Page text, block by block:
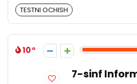
TESTNI OCHISH
10
7-sinf